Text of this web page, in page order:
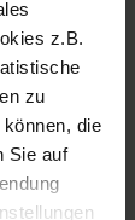
z.B.
zu
die
Sie auf
–
und